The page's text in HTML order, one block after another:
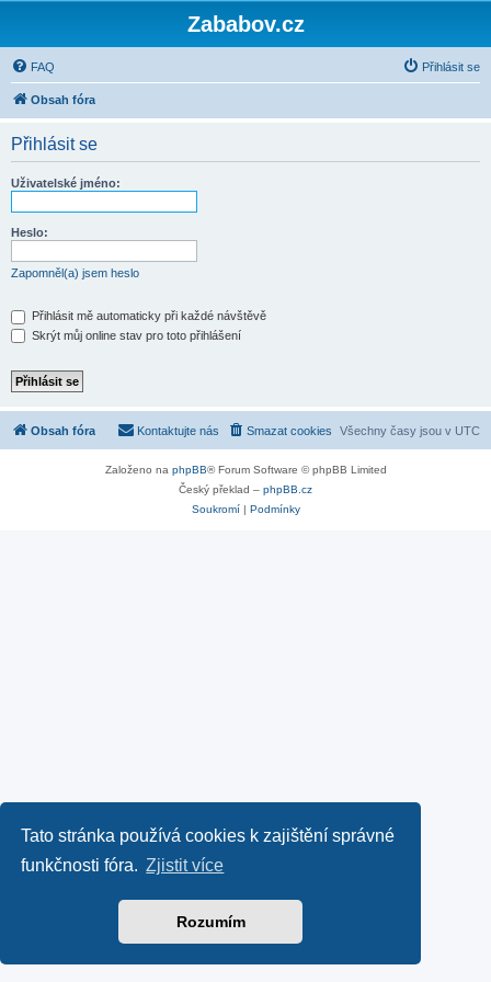
Tato stránka používá cookies k zajištění správné
funkčnosti fóra. Zjistit více
Rozumím
Zababov.cz
FAQ Přihlásit se
Obsah fóra
Přihlásit se
Uživatelské jméno:
Heslo:
Zapomněl(a) jsem heslo
Přihlásit mě automaticky při každé návštěvě
Skrýt můj online stav pro toto přihlášení
Obsah fóra Všechny časy jsou v UTC
Smazat cookies
Kontaktujte nás
Založeno na phpBB® Forum Software © phpBB Limited
Český překlad – phpBB.cz
Soukromí| Podmínky